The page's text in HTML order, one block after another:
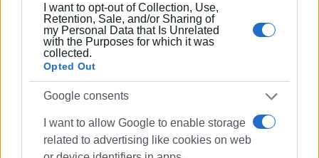
I want to opt-out of Collection, Use,
Retention, Sale, and/or Sharing of
my Personal Data that Is Unrelated
with the Purposes for which it was
collected.
Opted Out
Google consents
I want to allow Google to enable storage
related to advertising like cookies on web
Υδραίου: Δεν υπάρχει αίτημα παράτασης
Οι έλεγχοι γίνονται από την Αστυνομία σε εφαρμογή
σχετικής διάταξης, απαντά
Κέρκυρας Μερόπη Υδραίου στην "Ε"
. «Ο Δήμος έχει τη
παράτασης, μέσα από τα αρμόδια όργανα, και κατόπιν
να γίνει γνωστοποίηση στην Περιφέρεια και στην